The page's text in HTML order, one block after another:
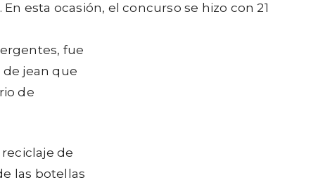
esta ocasión, el concurso se hizo con 21
fue
jean que
de
de
las botellas